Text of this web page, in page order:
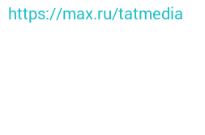
https://max.ru/tatmedia